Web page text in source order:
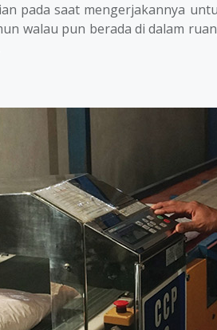
pada saat mengerjakannya
walau pun berada di dalam